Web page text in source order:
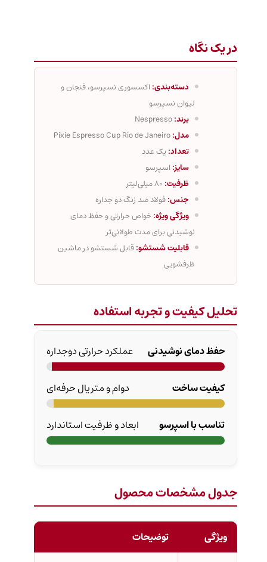
در یک نگاه
دسته‌بندی: اکسسوری نسپرسو، فنجان و
لیوان نسپرسو
برند:
مدل:
تعداد: یک عدد
سایز: اسپرسو
ظرفیت:
جنس:فولاد ضد زنگ دو جداره
ویژگی ویژه:خواص حرارتی و حفظ دمای
نوشیدنی برای مدت طولانی‌تر
قابلیت شستشو:قابل شستشو در ماشین
ظرفشویی
تحلیل کیفیت و تجربه استفاده
حفظ دمای نوشیدنی عملکرد حرارتی دوجداره
کیفیت ساخت دوام و متریال حرفه‌ای
تناسب با اسپرسو ابعاد و ظرفیت استاندارد
جدول مشخصات محصول
ویژگی توضیحات